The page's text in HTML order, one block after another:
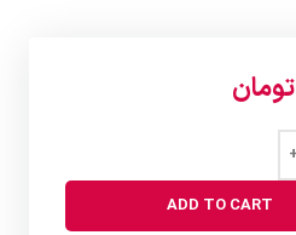
تومان
ADD TO CART